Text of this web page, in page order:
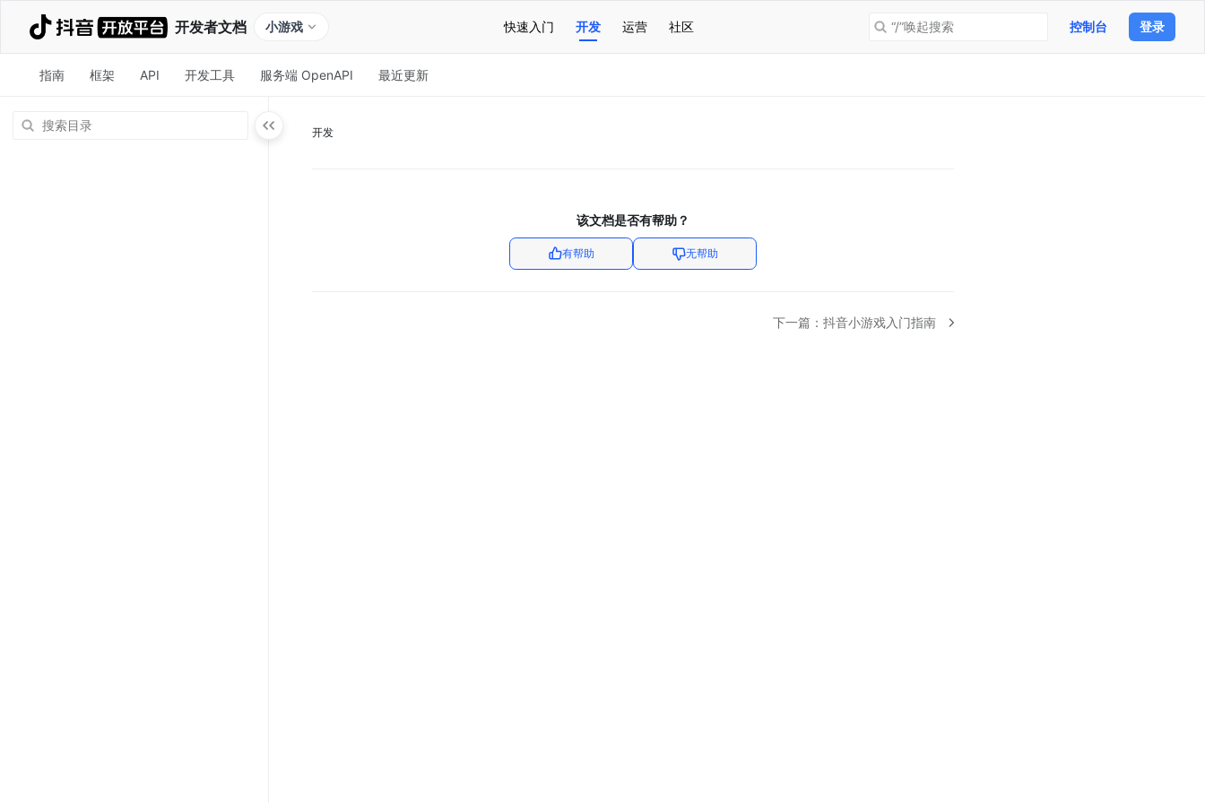
开发者文档 小游戏 快速入门 开发 运营 社区 “/”唤起搜索 控制台 登录
指南 框架 API 开发工具 服务端 OpenAPI 最近更新
开发
该文档是否有帮助？
有帮助 无帮助
下一篇： 抖音小游戏入门指南